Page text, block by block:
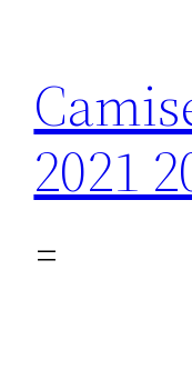
contenido
2021